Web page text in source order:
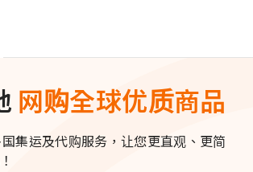
网购全球优质商品
集运及代购服务，让您更直观、更简